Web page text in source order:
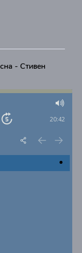
- Стивен
20:42